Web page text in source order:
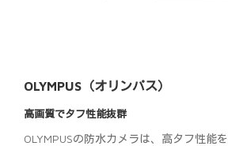
OLYMPUS（オリンパス）
高画質でタフ性能抜群
OLYMPUSの防水カメラは、高タフ性能